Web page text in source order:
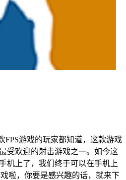
FPS游戏的玩家都知道，这款游戏
受欢迎的射击游戏之一。如今这
机上了，我们终于可以在手机上
啦，你要是感兴趣的话，就来下